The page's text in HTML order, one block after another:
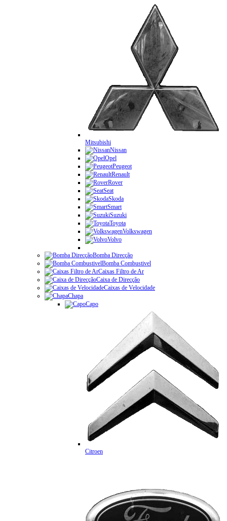
Mitsubishi
Nissan
Opel
Peugeot
Renault
Rover
Seat
Skoda
Smart
Suzuki
Toyota
Volkswagen
Volvo
Bomba Direcção
Bomba Combustivel
Caixas Filtro de Ar
Caixa de Direcção
Caixas de Velocidade
Chapa
Capo
Citroen